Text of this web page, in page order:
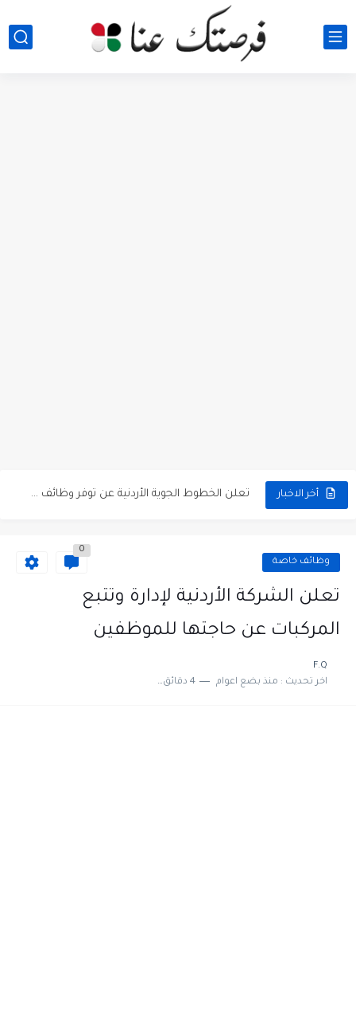
أخر الاخبار تعلن الخطوط الجوية الأردنية عن توفر وظائف شاغرة لمضيفي طيران
مطلوب عامل نظافة عدد 2 بدوام كامل او جزئي في... وظائف خاصة
0
تعلن الشركة الأردنية لإدارة وتتبع
المركبات عن حاجتها للموظفين
F.Q
اخر تحديث : منذ بضع اعوام 4 دقائق للقراءة